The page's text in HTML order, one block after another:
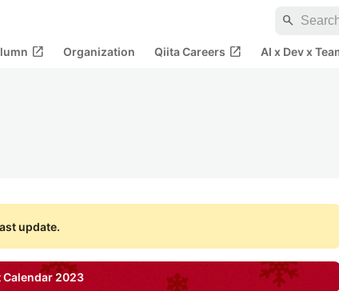
search
open_in_new Organization Qiita Careers open_in_new AI x Dev x
update.
Calendar2023